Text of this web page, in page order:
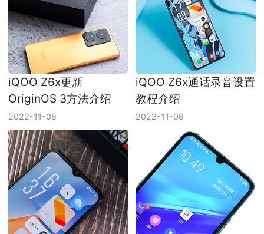
iQOO Z6x更新
OriginOS 3方法介绍
2022-11-08
iQOO Z6x通话录音设置
教程介绍
2022-11-08